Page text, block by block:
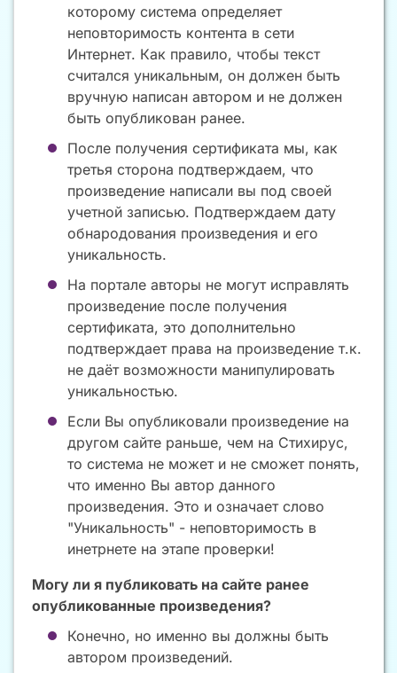
которому система определяет
неповторимость контента в сети
Интернет. Как правило, чтобы текст
считался уникальным, он должен быть
вручную написан автором и не должен
быть опубликован ранее.
После получения сертификата мы, как
третья сторона подтверждаем, что
произведение написали вы под своей
учетной записью. Подтверждаем дату
обнародования произведения и его
уникальность.
На портале авторы не могут исправлять
произведение после получения
сертификата, это дополнительно
подтверждает права на произведение т.к.
не даёт возможности манипулировать
уникальностью.
Если Вы опубликовали произведение на
другом сайте раньше, чем на Стихирус,
то система не может и не сможет понять,
что именно Вы автор данного
произведения. Это и означает слово
"Уникальность" - неповторимость в
инетрнете на этапе проверки!
Могу ли я публиковать на сайте ранее
опубликованные произведения?
Конечно, но именно вы должны быть
автором произведений.